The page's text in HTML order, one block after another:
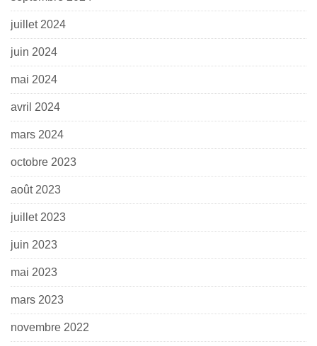
juillet 2024
juin 2024
mai 2024
avril 2024
mars 2024
octobre 2023
août 2023
juillet 2023
juin 2023
mai 2023
mars 2023
novembre 2022